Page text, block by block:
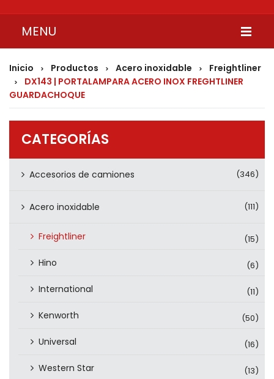
MENU
INICIO
QUIENES SOMOS
PRODUCTOS
CONTÁCTENOS
Inicio > Productos > Acero inoxidable > Freightliner
>
DX143 | PORTALAMPARA ACERO INOX FREGHTLINER
GUARDACHOQUE
CATEGORÍAS
Accesorios de camiones (346)
Acero inoxidable (111)
Freightliner (15)
Hino (6)
International (11)
Kenworth (50)
Universal (16)
Western Star (13)